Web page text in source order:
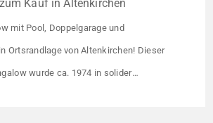
Kauf in Altenkirchen
mit Pool, Doppelgarage und
Ortsrandlage von Altenkirchen! Dieser
wurde ca. 1974 in solider